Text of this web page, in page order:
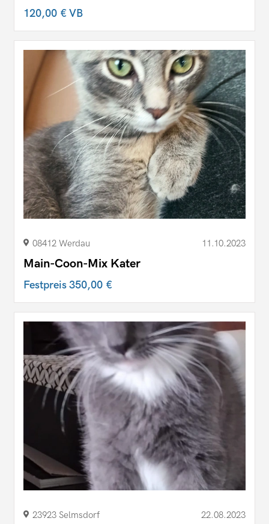
120,00 €VB
08412 Werdau 11.10.2023
Main-Coon-Mix Kater
Festpreis350,00 €
23923 Selmsdorf 22.08.2023